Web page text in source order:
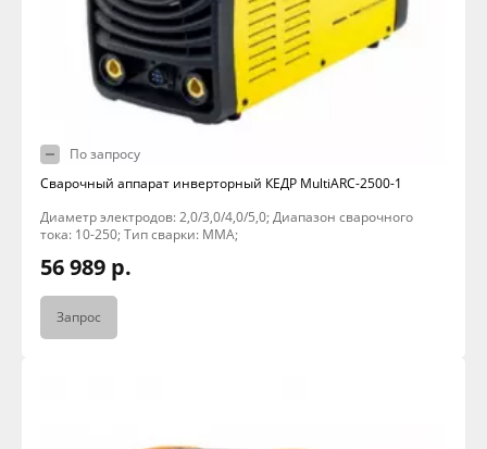
По запросу
Сварочный аппарат инверторный КЕДР MultiARC-2500-1
Диаметр электродов: 2,0/3,0/4,0/5,0; Диапазон сварочного
тока: 10-250; Тип сварки: MMA;
56 989 р.
Запрос